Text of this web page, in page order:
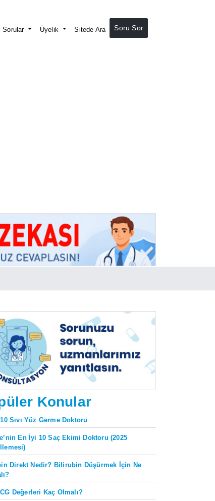
Sorular Üyelik Sitede Ara Soru Sor
Konular
Sıvı Yüz Germe Doktoru
En İyi 10 Saç Ekimi Doktoru (2025
Direkt Nedir? Bilirubin Düşürmek İçin Ne
Değerleri Kaç Olmalı?